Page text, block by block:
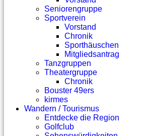
Seniorengruppe
Sportverein
Vorstand
Chronik
Sporthäuschen
Mitgliedsantrag
Tanzgruppen
Theatergruppe
Chronik
Bouster 49ers
kirmes
Wandern / Tourismus
Entdecke die Region
Golfclub